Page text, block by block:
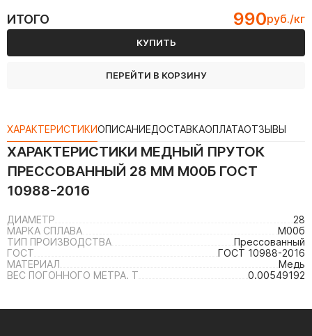
ИТОГО 990руб./кг
КУПИТЬ
ПЕРЕЙТИ В КОРЗИНУ
ХАРАКТЕРИСТИКИОПИСАНИЕДОСТАВКАОПЛАТАОТЗЫВЫ
ХАРАКТЕРИСТИКИ МЕДНЫЙ ПРУТОК
ПРЕССОВАННЫЙ 28 ММ М00Б ГОСТ
10988-2016
ДИАМЕТР
28
МАРКА СПЛАВА
М00б
ТИП ПРОИЗВОДСТВА
Прессованный
ГОСТ
ГОСТ 10988-2016
МАТЕРИАЛ
Медь
ВЕС ПОГОННОГО МЕТРА. Т
0.00549192